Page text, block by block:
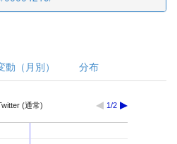
動（月別） 分布
(通常) 1/2